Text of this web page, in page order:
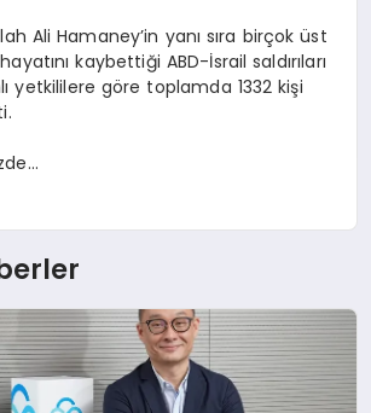
Ali Hamaney’in yanı sıra birçok üst
kaybettiği ABD-İsrail saldırıları
yetkililere göre toplamda 1332 kişi